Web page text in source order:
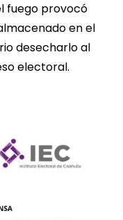
fuego provocó
en el
desecharlo al
electoral.